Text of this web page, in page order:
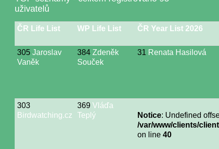
uživatelů
ČR Life List WP Life List ČR Year List 2026
305 Jaroslav
Vaněk
384 Zdeněk
Souček
31 Renata Hasilová
303
Birdwatching.cz
369 Vláďa
Teplý
Notice: Undefined
/var/www/clients/
on line 40